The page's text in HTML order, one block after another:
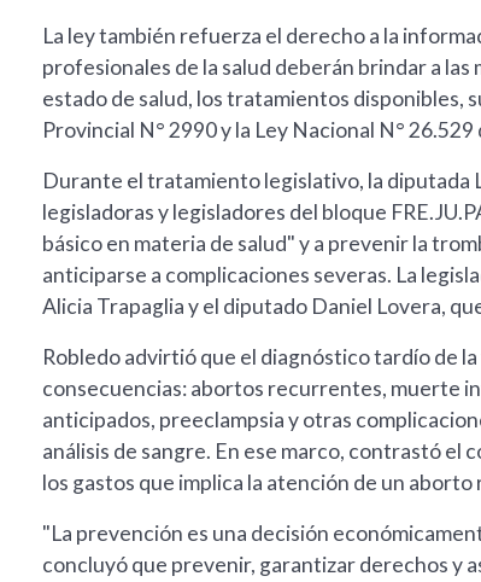
La ley también refuerza el derecho a la
profesionales de la salud deberán brindar a
estado de salud, los tratamientos disponibles,
Provincial N° 2990 y la Ley Nacional N°
Durante el tratamiento legislativo, la diputada
legisladoras y legisladores del bloque
básico en materia de salud" y a prevenir la
anticiparse a complicaciones severas. La
Alicia Trapaglia y el diputado Daniel Lovera,
Robledo advirtió que el diagnóstico tardío de
consecuencias: abortos recurrentes, muerte
anticipados, preeclampsia y otras
análisis de sangre. En ese marco, contrastó
los gastos que implica la atención de un
"La prevención es una decisión
concluyó que prevenir, garantizar derechos y